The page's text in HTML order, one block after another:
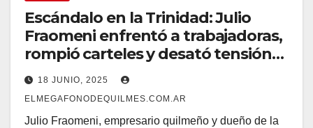
Escándalo en la Trinidad: Julio
Fraomeni enfrentó a trabajadoras,
rompió carteles y desató tensión
en el sector de salud
18 JUNIO, 2025
ELMEGAFONODEQUILMES.COM.AR
Julio Fraomeni, empresario quilmeño y dueño de la